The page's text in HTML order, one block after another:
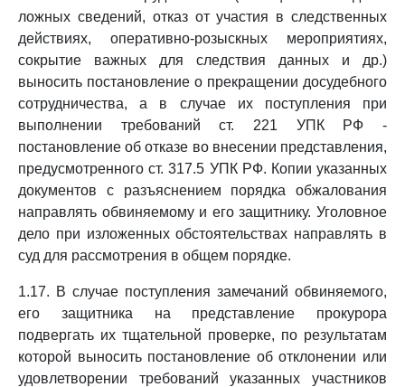
ложных сведений, отказ от участия в следственных
действиях, оперативно-розыскных мероприятиях,
сокрытие важных для следствия данных и др.)
выносить постановление о прекращении досудебного
сотрудничества, а в случае их поступления при
выполнении требований ст. 221 УПК РФ -
постановление об отказе во внесении представления,
предусмотренного ст. 317.5 УПК РФ. Копии указанных
документов с разъяснением порядка обжалования
направлять обвиняемому и его защитнику. Уголовное
дело при изложенных обстоятельствах направлять в
суд для рассмотрения в общем порядке.
1.17. В случае поступления замечаний обвиняемого,
его защитника на представление прокурора
подвергать их тщательной проверке, по результатам
которой выносить постановление об отклонении или
удовлетворении требований указанных участников